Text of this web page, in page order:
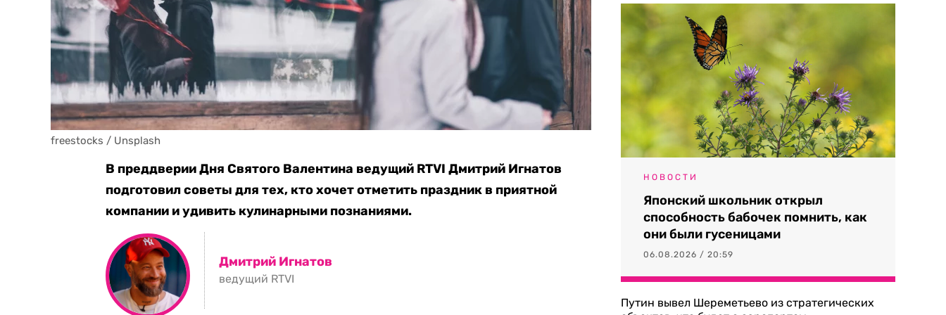
freestocks / Unsplash
В преддверии Дня Святого Валентина ведущий RTVI Дмитрий Игнатов
подготовил советы для тех, кто хочет отметить праздник в приятной
компании и удивить кулинарными познаниями.
Дмитрий Игнатов
ведущий RTVI
НОВОСТИ
Японский школьник открыл
способность бабочек помнить, как
они были гусеницами
06.08.2026 / 20:59
Путин вывел Шереметьево из стратегических